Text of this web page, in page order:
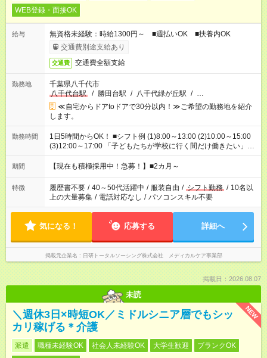
WEB登録・面接OK
給与
無資格未経験：時給1300円～ ■週払いOK ■扶養内OK
交通費別途支給あり
交通費 交通費全額支給
勤務地
千葉県八千代市
八千代台駅
/ 勝田台駅 / 八千代緑が丘駅 / …
≪自宅からドアtoドアで30分以内！≫ご希望の勤務地を紹介
します。
勤務時間
1日5時間からOK！ ■シフト例 (1)8:00～13:00 (2)10:00～15:00
(3)12:00～17:00 「子どもたちが学校に行く間だけ働きたい」
「余裕を持って夕飯の準備がしたい」 「午前中は働いて、午後
はプライベートの時間にしたい」 など、ご希望を教えてくださ
間と、もう1つのお仕事の勤務時間。 合計で週40時間を超える
場合は応募できません。
期間 【現在も積極採用中！急募！】■2カ月～
特徴 履歴書不要 / 40～50代活躍中 / 服装自由 / シフト勤務 / 10名以
上の大量募集 / 電話対応なし / パソコンスキル不要
気になる！ 応募する 詳細へ
掲載元企業名 日研トータルソーシング株式会社 メディカルケア事業部
掲載日：2026.08.07
未読
NEW
＼週休3日×時短OK／ミドルシニア層でもシッ
カリ稼げる＊介護
派遣 職種未経験OK 社会人未経験OK 大学生歓迎 ブランクOK